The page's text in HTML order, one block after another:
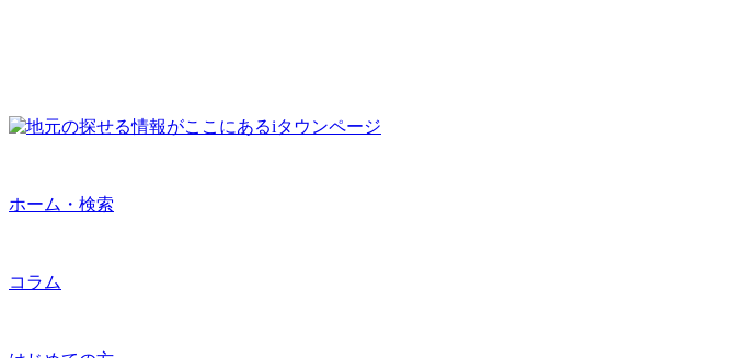
ホーム・検索
コラム